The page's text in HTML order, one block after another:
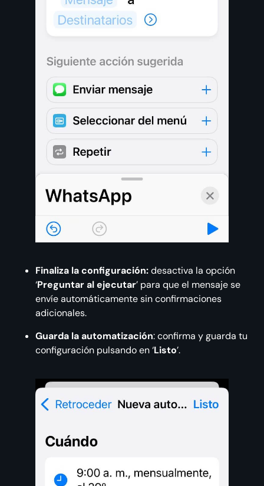
Finaliza la configuración:desactiva la opción
‘Preguntar al ejecutar’ para que el mensaje se
envíe automáticamente sin confirmaciones
adicionales.
Guarda la automatización: confirma y guarda tu
configuración pulsando en ‘Listo’.